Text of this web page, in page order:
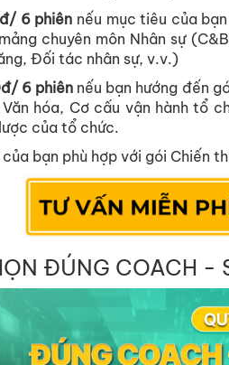
6 phiên nếu mục tiêu của
chuyên môn Nhân sự
Đối tác nhân sự, v.v.)
6 phiên nếu bạn hướng đến
hóa, Cơ cấu vận hành tổ
của tổ chức.
bạn phù hợp với gói Chiến
ĐÚNG COACH -